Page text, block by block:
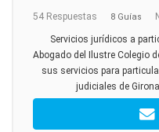
54 Respuestas 8 Guías
Servicios jurídicos a
Abogado del Ilustre Colegio
sus servicios para
judiciales de